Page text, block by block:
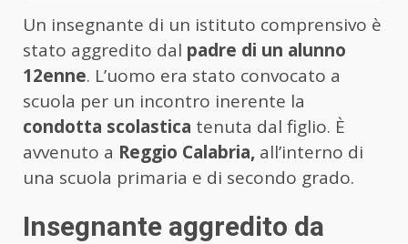
Un insegnante di un istituto comprensivo è
stato aggredito dal padre di un alunno
12enne. L’uomo era stato convocato a
scuola per un incontro inerente la
condotta scolastica tenuta dal figlio. È
avvenuto a Reggio Calabria, all’interno di
una scuola primaria e di secondo grado.
Insegnante aggredito da